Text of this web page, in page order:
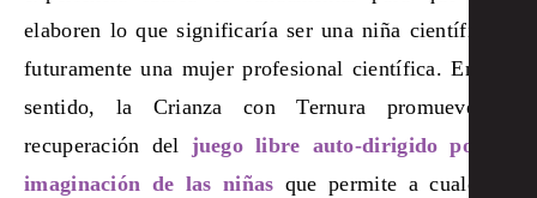
elaboren lo que significaría ser una niña científica y
futuramente una mujer profesional científica. En ese
sentido, la Crianza con Ternura promueve la
recuperación del juego libre auto-dirigido por la
imaginación de las niñas que permite a cualquier